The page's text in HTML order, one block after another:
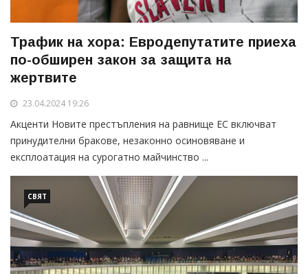
Трафик на хора: Евродепутатите приеха
по-обширен закон за защита на
жертвите
23.04.2024 19:26
Акценти Новите престъпления на равнище ЕС включват
принудителни бракове, незаконно осиновяване и
експлоатация на сурогатно майчинство ...
СВЯТ